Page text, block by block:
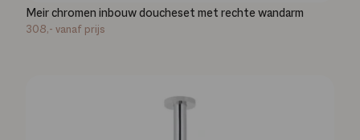
Meir chromen inbouw doucheset met rechte wandarm
308,- vanaf prijs